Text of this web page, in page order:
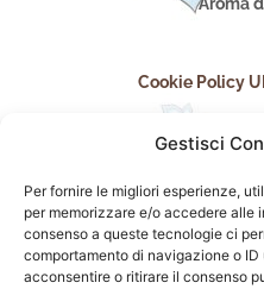
Gestisci
Per fornire le migliori esperienze,
per memorizzare e/o accedere alle
consenso a queste tecnologie ci
comportamento di navigazione o ID
acconsentire o ritirare il consenso
Cookie Policy
seguici